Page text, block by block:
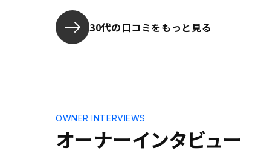
リストのようにタスクと期限が一元
化できてると便利。
30代の口コミをもっと見る
オーナーインタビュー
OWNER INTERVIEWS